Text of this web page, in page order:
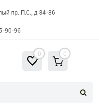
пр. П.С., д 84-86
90-96
0 0